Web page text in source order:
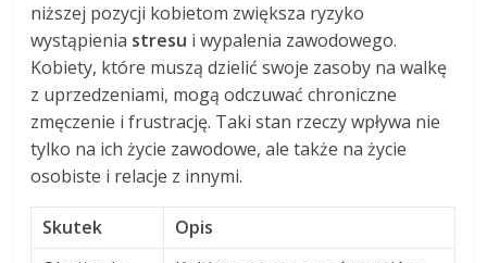
niższej pozycji kobietom zwiększa ryzyko
wystąpienia stresu i wypalenia zawodowego.
Kobiety, które muszą dzielić swoje zasoby na walkę
z uprzedzeniami, mogą odczuwać chroniczne
zmęczenie i frustrację. Taki stan rzeczy wpływa nie
tylko na ich życie zawodowe, ale także na życie
osobiste i relacje z innymi.
Skutek
Opis